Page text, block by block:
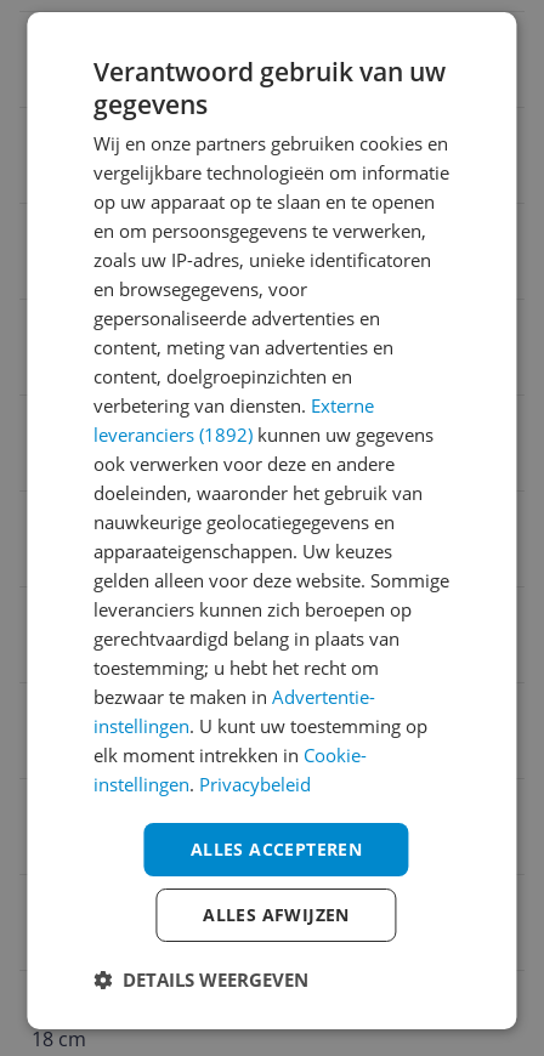
Mechanisch
Kunststof
Product lengte
Met verlichting
Verpakking hoogte
18,6 cm
Product breedte
30,5 cm
Product gewicht
Verpakking breedte
30,6 cm
Peuters en kleuters
Verpakking lengte
Product hoogte
18 cm
Verantwoord gebruik van uw
gegevens
Wij en onze partners gebruiken cookies en
vergelijkbare technologieën om informatie
op uw apparaat op te slaan en te openen
en om persoonsgegevens te verwerken,
zoals uw IP-adres, unieke identificatoren
en browsegegevens, voor
gepersonaliseerde advertenties en
content, meting van advertenties en
content, doelgroepinzichten en
verbetering van diensten. Externe
leveranciers (1892) kunnen uw gegevens
ook verwerken voor deze en andere
doeleinden, waaronder het gebruik van
nauwkeurige geolocatiegegevens en
apparaateigenschappen. Uw keuzes
gelden alleen voor deze website. Sommige
leveranciers kunnen zich beroepen op
gerechtvaardigd belang in plaats van
toestemming; u hebt het recht om
bezwaar te maken inAdvertentie-
instellingen. U kunt uw toestemming op
elk moment intrekken in Cookie-
instellingen. Privacybeleid
ALLES ACCEPTEREN
ALLES AFWIJZEN
DETAILS WEERGEVEN